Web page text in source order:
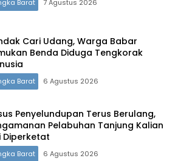
Barat 7 Agustus 2026
Cari Udang, Warga Babar
Benda Diduga Tengkorak
Barat 6 Agustus 2026
Penyelundupan Terus Berulang,
Pelabuhan Tanjung Kalian
Diperketat
Barat 6 Agustus 2026